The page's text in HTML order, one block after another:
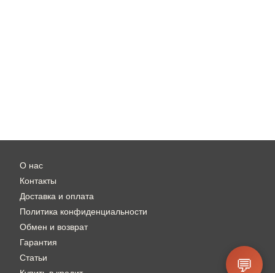
О нас
Контакты
Доставка и оплата
Политика конфиденциальности
Обмен и возврат
Гарантия
Статьи
💬